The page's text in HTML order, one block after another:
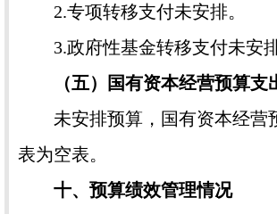
2.专项转移支付未安排。
3.政府性基金转移支付未安排
（五）国有资本经营预算支
未安排预算，国有资本经营
表为空表。
十、预算绩效管理情况